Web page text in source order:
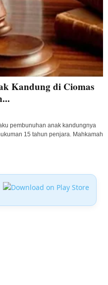
Kandung di Ciomas
pembunuhan anak kandungnya
15 tahun penjara. Mahkamah